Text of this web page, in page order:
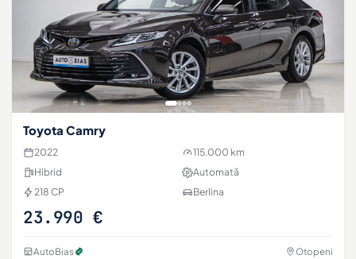
Toyota Camry
2022
115.000 km
Hibrid
Automată
218 CP
Berlina
23.990 €
AutoBias Otopeni